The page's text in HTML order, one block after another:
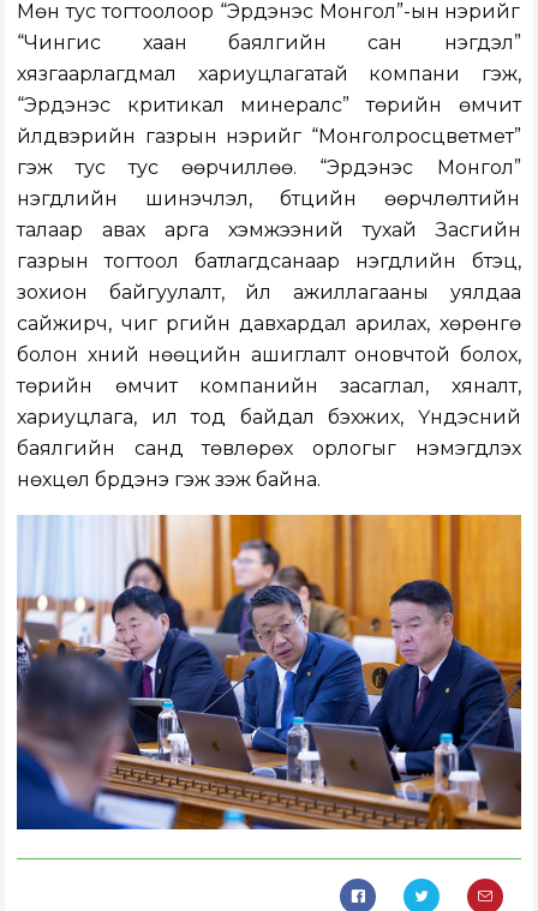
Мөн тус тогтоолоор “Эрдэнэс Монгол”-ын нэрийг
“Чингис хаан баялгийн сан нэгдэл”
хязгаарлагдмал хариуцлагатай компани гэж,
“Эрдэнэс критикал минералс” төрийн өмчит
үйлдвэрийн газрын нэрийг “Монголросцветмет”
гэж тус тус өөрчиллөө. “Эрдэнэс Монгол”
нэгдлийн шинэчлэл, бүтцийн өөрчлөлтийн
талаар авах арга хэмжээний тухай Засгийн
газрын тогтоол батлагдсанаар нэгдлийн бүтэц,
зохион байгуулалт, үйл ажиллагааны уялдаа
сайжирч, чиг үүргийн давхардал арилах, хөрөнгө
болон хүний нөөцийн ашиглалт оновчтой болох,
төрийн өмчит компанийн засаглал, хяналт,
хариуцлага, ил тод байдал бэхжих, Үндэсний
баялгийн санд төвлөрөх орлогыг нэмэгдүүлэх
нөхцөл бүрдэнэ гэж үзэж байна.